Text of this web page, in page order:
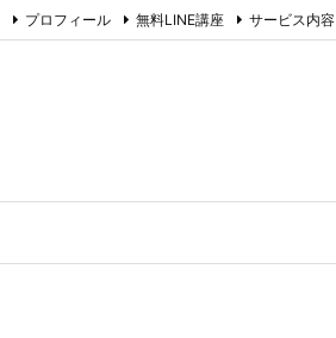
プロフィール 無料LINE講座 サービス内容